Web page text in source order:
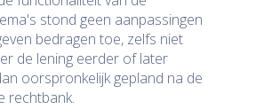
stond geen aanpassingen
bedragen toe, zelfs niet
de lening eerder of later
oorspronkelijk gepland na de
rechtbank.